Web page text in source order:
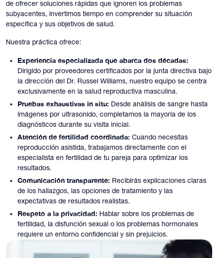
de ofrecer soluciones rápidas que ignoren los problemas
subyacentes, invertimos tiempo en comprender su situación
específica y sus objetivos de salud.
Nuestra práctica ofrece:
Experiencia especializada que abarca dos décadas:
Dirigido por proveedores certificados por la junta directiva bajo
la dirección del Dr. Russel Williams, nuestro equipo se centra
exclusivamente en la salud reproductiva masculina.
Pruebas exhaustivas in situ: Desde análisis de sangre hasta
imágenes por ultrasonido, completamos la mayoría de los
diagnósticos durante su visita inicial.
Atención de fertilidad coordinada: Cuando necesitas
reproducción asistida, trabajamos directamente con el
especialista en fertilidad de tu pareja para optimizar los
resultados.
Comunicación transparente: Recibirás explicaciones claras
de los hallazgos, las opciones de tratamiento y las
expectativas de resultados realistas.
Respeto a la privacidad: Hablar sobre los problemas de
fertilidad, la disfunción sexual o los problemas hormonales
requiere un entorno confidencial y sin prejuicios.